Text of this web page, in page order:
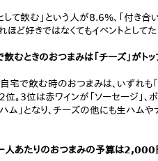
して飲む」という人が8.6%、「付
ほど好きではなくてもイベントとして
飲むときのおつまみは「チーズ」がト
自宅で飲む時のおつまみは、いずれも
。3位は赤ワインが「ソーセージ」、
ム」となり、チーズの他にも生ハム
一人あたりのおつまみの予算は